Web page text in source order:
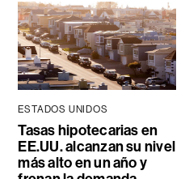
ESTADOS UNIDOS
Tasas hipotecarias en
EE.UU. alcanzan su nivel
más alto en un año y